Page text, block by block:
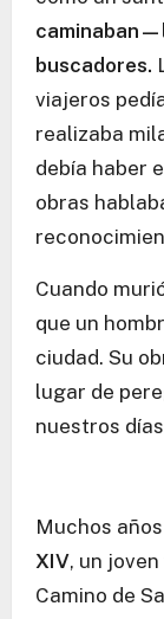
buscadores.
viajeros
realizaba
debía haber
obras
Cuando
que un
ciudad. Su
lugar de
nuestros
Muchos
XIV, un
Camino de